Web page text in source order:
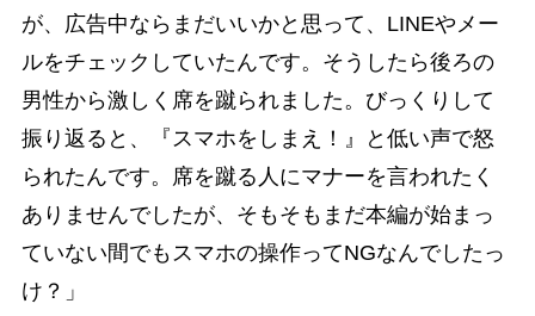
が、広告中ならまだいいかと思って、LINEやメー
ルをチェックしていたんです。そうしたら後ろの
男性から激しく席を蹴られました。びっくりして
振り返ると、『スマホをしまえ！』と低い声で怒
られたんです。席を蹴る人にマナーを言われたく
ありませんでしたが、そもそもまだ本編が始まっ
ていない間でもスマホの操作ってNGなんでしたっ
け？」